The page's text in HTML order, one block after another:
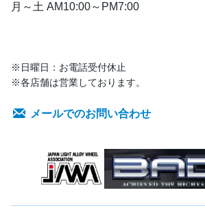
月～土 AM10:00～PM7:00
※日曜日：お電話受付休止
※各店舗は営業しております。
メールでのお問い合わせ